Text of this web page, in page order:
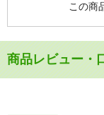
この商
商品レビュー・